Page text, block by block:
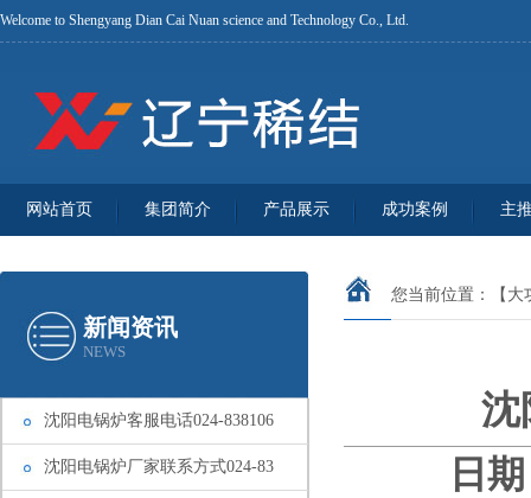
Welcome to Shengyang Dian Cai Nuan science and Technology Co., Ltd.
网站首页 集团简介 产品展示 成功案例 主
新闻资讯
NEWS
沈阳电锅炉客服电话024-838106
沈阳电锅炉厂家联系方式024-83
您当前位置： 【
沈
日